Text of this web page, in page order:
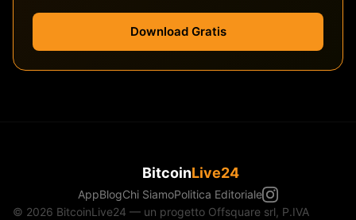
Download Gratis
BitcoinLive24
AppBlogChi SiamoPolitica Editoriale
© 2026 BitcoinLive24 — un progetto Offsquare srl, P.IVA